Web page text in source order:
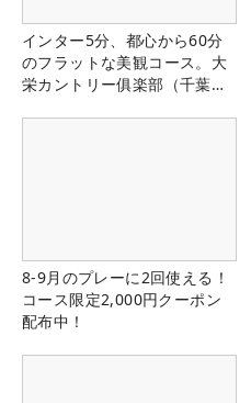
インター5分、都心から60分
のフラットな美観コース。大
栄カントリー俱楽部（千葉
8-9月のプレーに2回使える！
コース限定2,000円クーポン
配布中！